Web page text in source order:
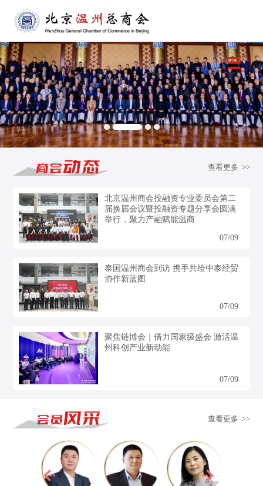
查看更多 >>
北京温州商会投融资专业委员会第二
届换届会议暨投融资专题分享会圆满
举行，聚力产融赋能温商
07/09
泰国温州商会到访 携手共绘中泰经贸
协作新蓝图
07/09
聚焦链博会｜借力国家级盛会 激活温
州科创产业新动能
07/09
查看更多 >>